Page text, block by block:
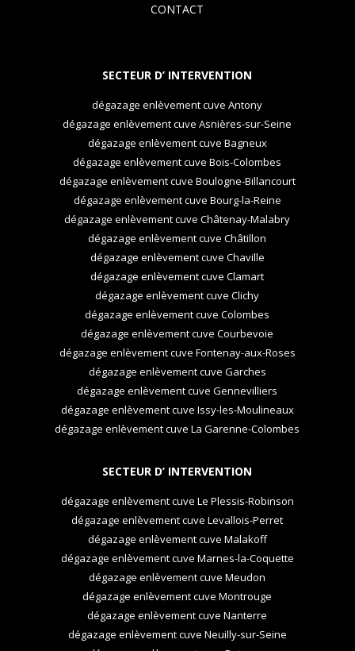
CONTACT
SECTEUR D’ INTERVENTION
dégazage enlèvement cuve Antony
dégazage enlèvement cuve Asnières-sur-Seine
dégazage enlèvement cuve Bagneux
dégazage enlèvement cuve Bois-Colombes
dégazage enlèvement cuve Boulogne-Billancourt
dégazage enlèvement cuve Bourg-la-Reine
dégazage enlèvement cuve Châtenay-Malabry
dégazage enlèvement cuve Châtillon
dégazage enlèvement cuve Chaville
dégazage enlèvement cuve Clamart
dégazage enlèvement cuve Clichy
dégazage enlèvement cuve Colombes
dégazage enlèvement cuve Courbevoie
dégazage enlèvement cuve Fontenay-aux-Roses
dégazage enlèvement cuve Garches
dégazage enlèvement cuve Gennevilliers
dégazage enlèvement cuve Issy-les-Moulineaux
dégazage enlèvement cuve La Garenne-Colombes
SECTEUR D’ INTERVENTION
dégazage enlèvement cuve Le Plessis-Robinson
dégazage enlèvement cuve Levallois-Perret
dégazage enlèvement cuve Malakoff
dégazage enlèvement cuve Marnes-la-Coquette
dégazage enlèvement cuve Meudon
dégazage enlèvement cuve Montrouge
dégazage enlèvement cuve Nanterre
dégazage enlèvement cuve Neuilly-sur-Seine